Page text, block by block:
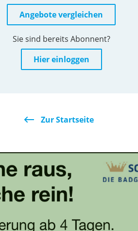
Angebote vergleichen
Sie sind bereits Abonnent?
Hier einloggen
Zur Startseite